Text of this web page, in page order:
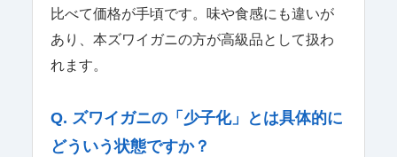
比べて価格が手頃です。味や食感にも違いが
あり、本ズワイガニの方が高級品として扱わ
れます。
Q. ズワイガニの「少子化」とは具体的に
どういう状態ですか？